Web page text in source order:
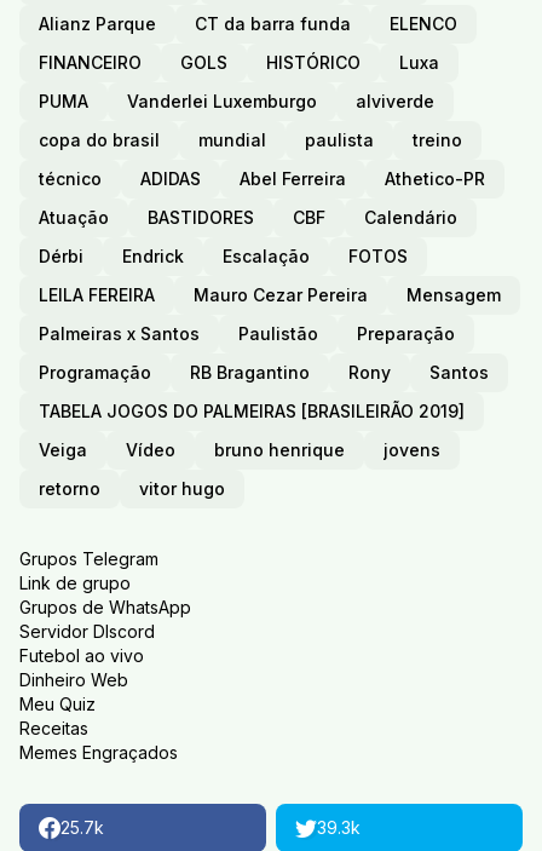
Alianz Parque
CT da barra funda
ELENCO
FINANCEIRO
GOLS HISTÓRICO
Luxa
PUMA
Vanderlei Luxemburgo
alviverde
copa do brasil
mundial paulista
treino
técnico
ADIDAS Abel Ferreira
Athetico-PR
Atuação
BASTIDORES CBF
Calendário
Dérbi
Endrick Escalação
FOTOS
LEILA FEREIRA
Mauro Cezar Pereira
Mensagem
Palmeiras x Santos
Paulistão
Preparação
Programação
RB Bragantino Rony
Santos
TABELA JOGOS DO PALMEIRAS [BRASILEIRÃO 2019]
Veiga
Vídeo bruno henrique
jovens
retorno
vitor hugo
Grupos Telegram
Link de grupo
Grupos de WhatsApp
Servidor DIscord
Futebol ao vivo
Dinheiro Web
Meu Quiz
Receitas
Memes Engraçados
25.7k 39.3k